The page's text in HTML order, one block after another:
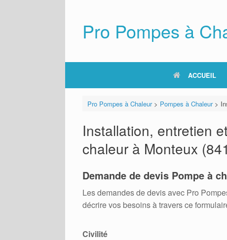
Pro Pompes à
ACCUEIL
Pro Pompes à Chaleur> Pompes à Chaleur>
Installation, entretien
chaleur à Monteux
Demande de devis Pompe à
Les demandes de devis avec Pro
décrire vos besoins à travers ce
Civilité